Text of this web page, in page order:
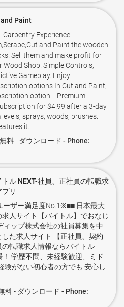
Paint
Carpentry Experience!
and Paint the wooden
Sell them and make profit for
Wood Shop. Simple Controls,
Gameplay. Enjoy!
options In Cut and Paint,
option: - Premium
for $4.99 after a 3-day
sprays, woods, brushes.
it...
料 - ダウンロード - Phone:
トル NEXT-社員、正社員の転職求
プリ
ーザー満足度No.1※■■ 日本最大
求人サイト【バイトル】でおなじ
ィップ株式会社の社員募集を中
した求人サイト 【正社員、契約
の転職求人情報ならバイトル
学歴不問、未経験歓迎、ミド
験がない初心者の方でも 安心し
料 - ダウンロード - Phone: